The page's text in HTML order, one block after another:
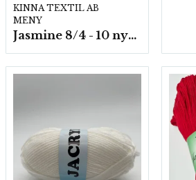
KINNA TEXTIL AB
MENY
Jasmine 8/4 - 10 nystan a50g./fp.